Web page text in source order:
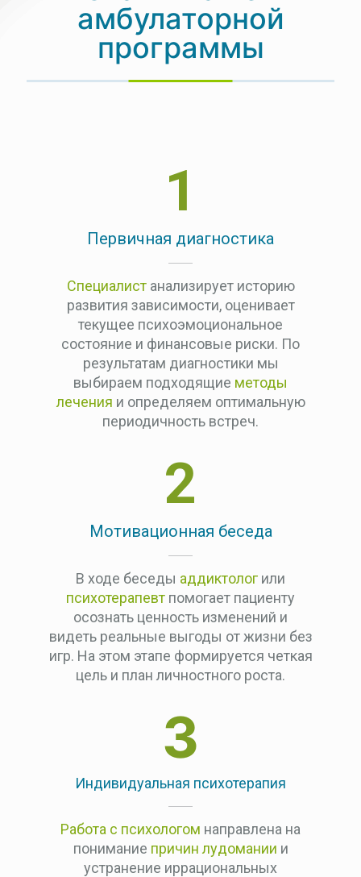
амбулаторной
программы
1
Первичная диагностика
Специалистанализирует историю
развития зависимости, оценивает
текущее психоэмоциональное
состояние и финансовые риски. По
результатам диагностики мы
выбираем подходящие методы
лечения и определяем оптимальную
периодичность встреч.
2
Мотивационная беседа
В ходе беседы аддиктолог или
психотерапевт помогает пациенту
осознать ценность изменений и
видеть реальные выгоды от жизни без
игр. На этом этапе формируется четкая
цель и план личностного роста.
3
Индивидуальная психотерапия
Работа с психологом направлена на
понимание причин лудомании и
устранение иррациональных